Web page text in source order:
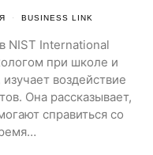
BUSINESS LINK
NIST International
при школе и
воздействие
Она рассказывает,
справиться со